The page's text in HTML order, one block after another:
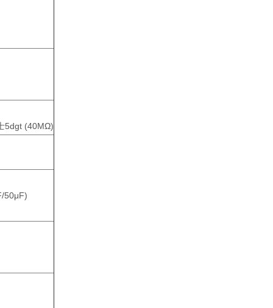
5dgt (40MΩ)
50μF)